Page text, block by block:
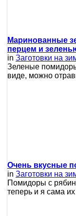
Маринованные
перцем и
in Заготовки на
Зеленые
виде, можно
Очень вкусные
in Заготовки на
Помидоры с
теперь и я сама